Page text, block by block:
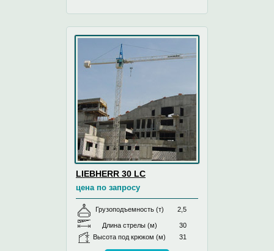
LIEBHERR 30 LC
цена по запросу
Грузоподъемность (т) 2,5
Длина стрелы (м)
30
Высота под крюком (м)
31